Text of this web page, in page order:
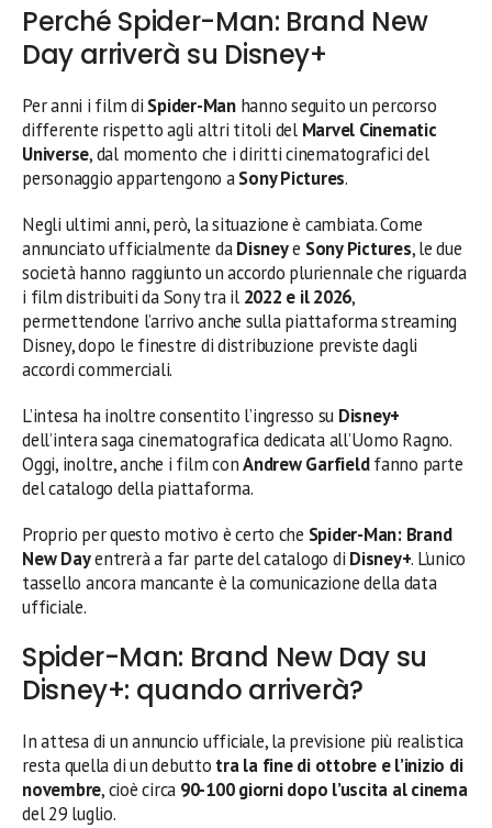
Perché Spider-Man: Brand New
Day arriverà su Disney+
Per anni i film di Spider-Manhanno seguito un percorso
differente rispetto agli altri titoli del Marvel Cinematic
Universe, dal momento che i diritti cinematografici del
personaggio appartengono aSony Pictures.
Negli ultimi anni, però, la situazione è cambiata. Come
annunciato ufficialmente daDisneye Sony Pictures, le due
società hanno raggiunto un accordo pluriennale che riguarda
i film distribuiti da Sony tra il 2022 e il 2026,
permettendone l’arrivo anche sulla piattaforma streaming
Disney, dopo le finestre di distribuzione previste dagli
accordi commerciali.
L’intesa ha inoltre consentito l’ingresso su Disney+
dell’intera saga cinematografica dedicata all’Uomo Ragno.
Oggi, inoltre, anche i film conAndrew Garfieldfanno parte
del catalogo della piattaforma.
Proprio per questo motivo è certo che Spider-Man: Brand
New Dayentrerà a far parte del catalogo di Disney+. L’unico
tassello ancora mancante è la comunicazione della data
ufficiale.
Spider-Man: Brand New Day su
Disney+: quando arriverà?
In attesa di un annuncio ufficiale, la previsione più realistica
resta quella di un debutto tra la fine di ottobre e l’inizio di
novembre, cioè circa 90-100 giorni dopo l’uscita al cinema
del 29 luglio.